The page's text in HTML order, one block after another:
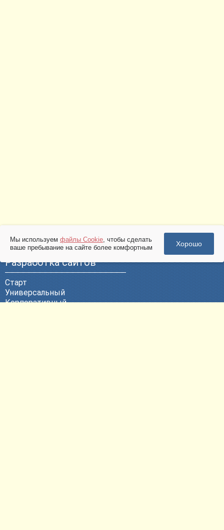
Разработка сайтов
Старт
Универсальный
Корпоративный
Мы используем файлы Cookie, чтобы сделать
ваше пребывание на сайте более комфортным
Хорошо